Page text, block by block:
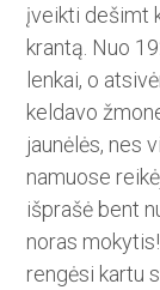
įveikti dešimt
krantą. Nuo
lenkai, o
keldavo
jaunėlės, nes
namuose
išprašė bent
noras
rengėsi kartu